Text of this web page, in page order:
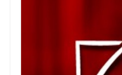
UA НОВИНИ
НОВИНИ Ю ІНФО
NEW FORMAT